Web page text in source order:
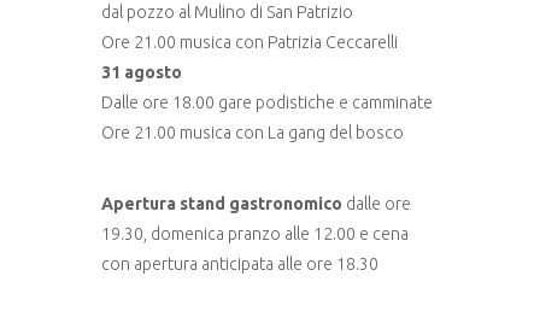
dal pozzo al Mulino di San Patrizio
Ore 21.00 musica con Patrizia Ceccarelli
31 agosto
Dalle ore 18.00 gare podistiche e camminate
Ore 21.00 musica con La gang del bosco
Apertura stand gastronomico dalle ore
19.30, domenica pranzo alle 12.00 e cena
con apertura anticipata alle ore 18.30